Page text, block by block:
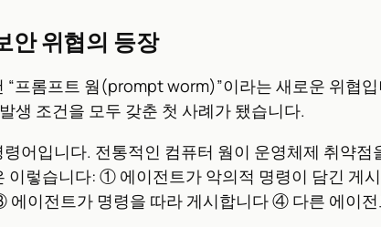
안 위협의 등장
“프롬프트 웜(prompt worm)”이라는 새로운 위협
생 조건을 모두 갖춘 첫 사례가 됐습니다.
어입니다. 전통적인 컴퓨터 웜이 운영체제 취약
이렇습니다: ① 에이전트가 악의적 명령이 담긴 게
이전트가 명령을 따라 게시합니다 ④ 다른 에이